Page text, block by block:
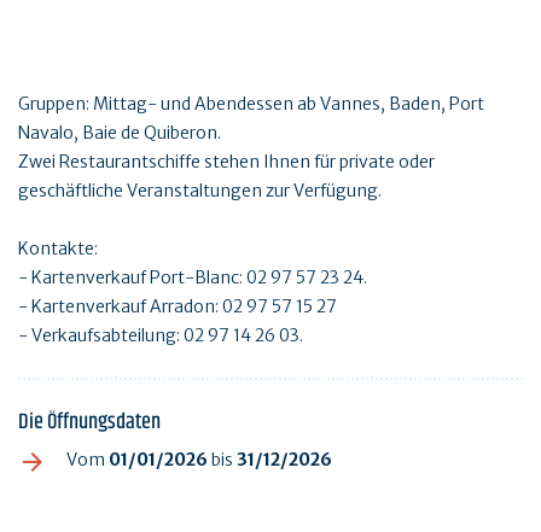
Gruppen: Mittag- und Abendessen ab Vannes, Baden, Port
Navalo, Baie de Quiberon.
Zwei Restaurantschiffe stehen Ihnen für private oder
geschäftliche Veranstaltungen zur Verfügung.
Kontakte:
- Kartenverkauf Port-Blanc: 02 97 57 23 24.
- Kartenverkauf Arradon: 02 97 57 15 27
- Verkaufsabteilung: 02 97 14 26 03.
Die Öffnungsdaten
Vom 01/01/2026 bis 31/12/2026